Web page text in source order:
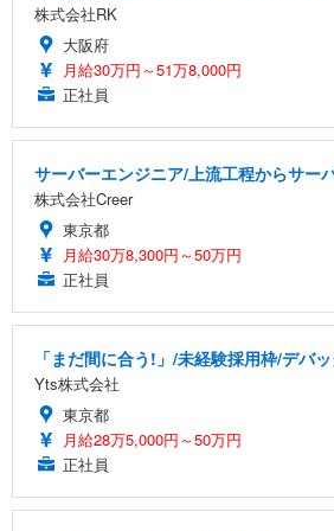
株式会社RK
大阪府
月給30万円～51万8,000円
正社員
サーバーエンジニア/上流工程からサー
株式会社Creer
東京都
月給30万8,300円～50万円
正社員
「まだ間に合う!」/未経験採用枠/デバ
Yts株式会社
東京都
月給28万5,000円～50万円
正社員